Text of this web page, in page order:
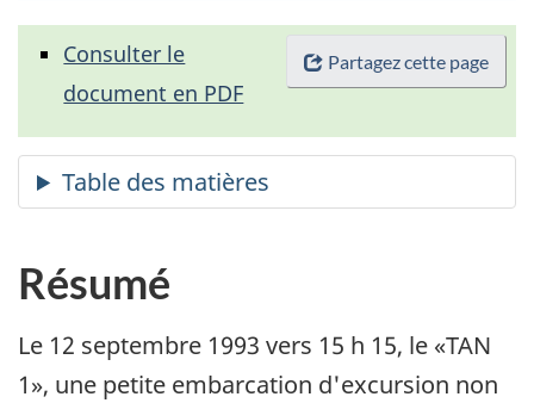
Partagez cette page
Consulter le
document en PDF
Résumé
Le 12 septembre 1993 vers 15 h 15, le «TAN
1», une petite embarcation d'excursion non